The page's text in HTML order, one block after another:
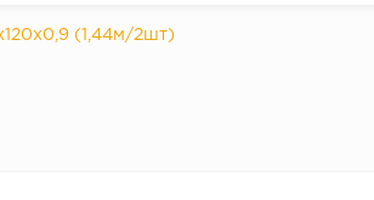
(1,44м/2шт)